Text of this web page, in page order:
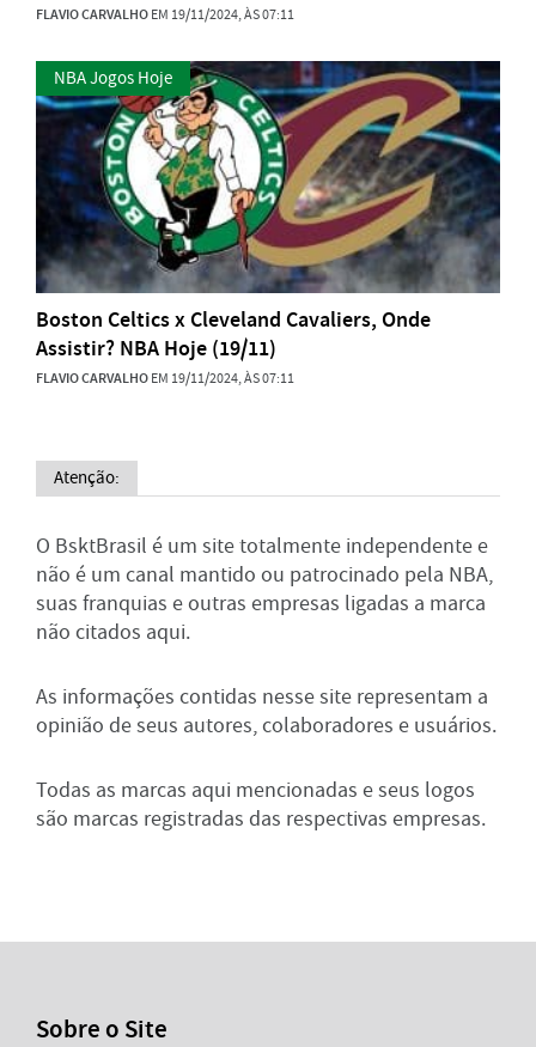
FLAVIO CARVALHOEM 19/11/2024, ÀS 07:11
NBA Jogos Hoje
Boston Celtics x Cleveland Cavaliers, Onde
Assistir? NBA Hoje (19/11)
FLAVIO CARVALHOEM 19/11/2024, ÀS 07:11
Atenção:
O BsktBrasil é um site totalmente independente e
não é um canal mantido ou patrocinado pela NBA,
suas franquias e outras empresas ligadas a marca
não citados aqui.
As informações contidas nesse site representam a
opinião de seus autores, colaboradores e usuários.
Todas as marcas aqui mencionadas e seus logos
são marcas registradas das respectivas empresas.
Sobre o Site